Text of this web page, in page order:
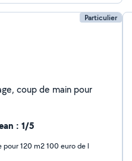
Particulier
coup de main pour
: 1/5
pour 120 m2 100 euro de l